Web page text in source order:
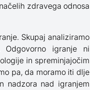
zdravega odnosa
Skupaj analiziramo
Odgovorno igranje ni
in spreminjajočim
pa, da moramo iti dlje
nadzora nad igranjem